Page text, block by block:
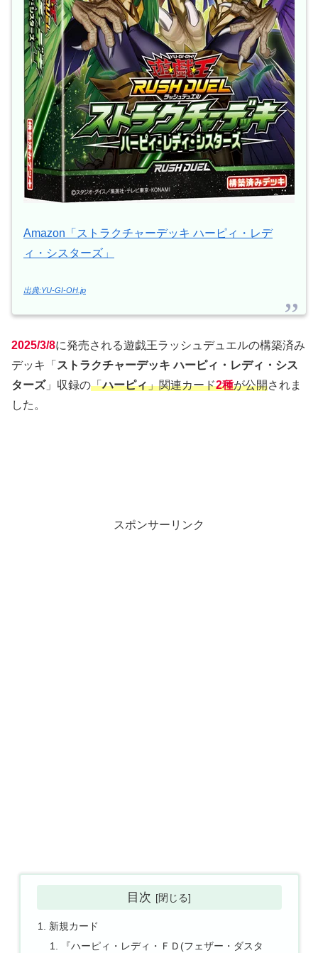
Amazon「ストラクチャーデッキ ハーピィ・レデ
ィ・シスターズ」
出典:YU-GI-OH.jp
2025/3/8に発売される遊戯王ラッシュデュエルの構築済み
デッキ「 ストラクチャーデッキ ハーピィ・レディ・シス
ターズ」収録の「ハーピィ」関連カード2種が公開されま
した。
スポンサーリンク
目次
新規カード
『ハーピィ・レディ・ＦＤ(フェザー・ダスタ